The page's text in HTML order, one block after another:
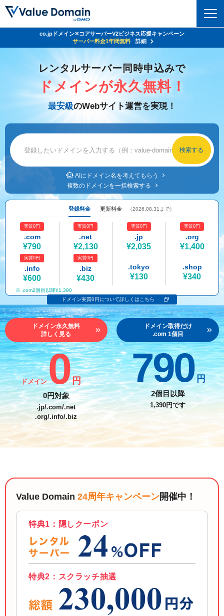
ドメイントップ
ドメイン検索
ドメイン価格一覧
.jpドメインオークション
NEW!
.jpドメインバックオーダー
プレミアムドメイン
人気ドメインの種類
WHOIS検索
レンタルサーバー
サーバートップ
バリューサーバー
XREA
Oneレンタルサーバー
セキュリティ
セキュリティトップ
Value Domain ネットde診断
SSL証明書
サービス
サービストップ
お得意様割引
紹介制度
バリュードメインAPI
ドメイン・ホスティングOEM
ドメインコンシェルジュ
Value Domain Analyzer
Value AI Writer
facebook
x
サポート
マニュアル ライブチャット
お問い合わせ
従来のバリュードメインをご利用希望の方
Value Domainにログイン
外部サービスでの登録が一部未対応（Google等）
おすすめ One レンタルサーバーを含む最新の機能を使う方
Value Domain Oneにログイン
ユーザー登録
従来のバリュードメインをご利用希望の方
Value Domainユーザー登録
外部サービスでの登録が一部未対応（Google等）
おすすめ One レンタルサーバーを含む最新の機能を使う方
Value Domain Oneアカウント作成
以下でも登録可能
Google Yahoo!
Value Domain 24周年キャンペーン
24%OFFクーポンGET＆その他特典あり！
co.jpドメイン✕コアサーバーV2ビジネス応援キャンペーン
サーバー料金1年間無料
詳細
レンタルサーバー同時申込みで
ドメインが永久無料！
最安級のWebサイト運営を実現！
AIにドメイン名を考えてもらう
複数のドメインを一括検索する
登録料金 更新料金 （2026.08.31まで）
実質0円
.com
¥790
実質0円
.net
¥2,130
実質0円
.jp
¥2,035
実質0円
.org
¥1,400
実質0円
.info
¥600
実質0円
.biz
¥430
.tokyo
¥130
.shop
¥340
.com2個目以降¥1,390
ドメイン実質0円について詳しくはこちら
ドメイン永久無料
詳しく見る
ドメイン0 円
0円対象
.jp/.com/.net
.org/.info/.biz
ドメイン取得だけ
.com 1個目
790 円
2個目以降
1,390円です
Value Domain 24周年キャンペーン開催中！
特典1：隠しクーポン
特典2：スクラッチ抽選